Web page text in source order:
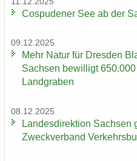
Cos­pu­de­ner See ab der
09.12.2025
Mehr Natur für Dres­den
Sach­sen be­wil­ligt
Land­gra­ben
08.12.2025
Lan­des­di­rek­ti­on Sach­sen
Zweck­ver­band